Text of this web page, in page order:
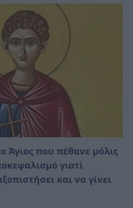
Άγιος που πέθανε μόλις
γιατί
και να γίνει